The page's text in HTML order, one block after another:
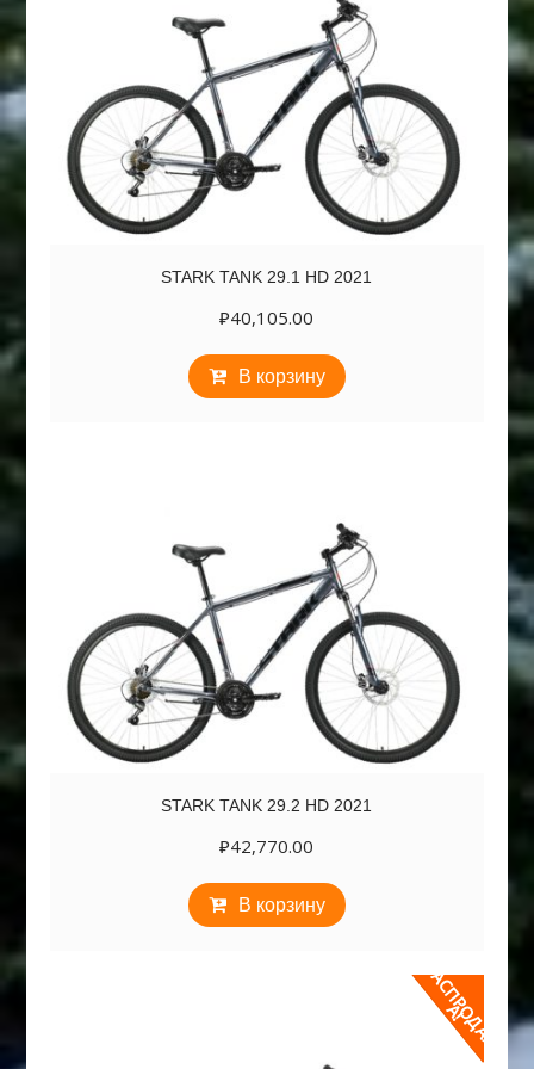
STARK TANK 29.1 HD 2021
₽40,105.00
В корзину
STARK TANK 29.2 HD 2021
₽42,770.00
В корзину
Р
А
С
П
Р
О
Д
А
Ж
А
!